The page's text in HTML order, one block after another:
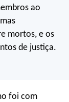
ao
mortos, e os
de justiça.
foi com